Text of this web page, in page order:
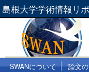
島根大学学術情報リ
SWANについて 論文